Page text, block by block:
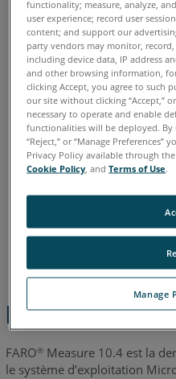
allemand anglais
italien japonais
Présentation
FARO®Measure 10.4 est la
le système d’exploitation
functionality; measure, analyze,
user experience; record user
content; and support our
party vendors may monitor,
including device data, IP address
and other browsing information,
clicking Accept, you agree to such
our site without clicking “Accept,”
necessary to operate and enable
functionalities will be deployed. By
“Reject,” or “Manage
Privacy Policy available through
Cookie Policy , andTerms of Use.
Manage